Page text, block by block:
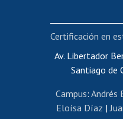
Cursos
Portal de
Certificado
Editar
Av. Libertador
Santiago de
Campus: Andrés
Eloísa Díaz |
Certificación en